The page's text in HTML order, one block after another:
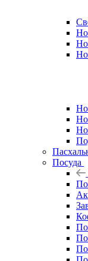
Посуда